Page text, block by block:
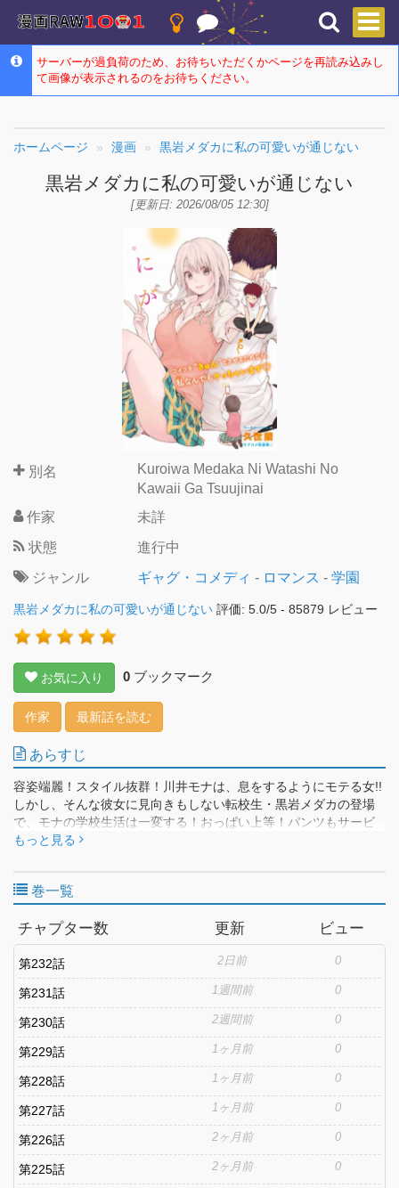
サーバーが過負荷のため、お待ちいただくかページを再読み込みし
て画像が表示されるのをお待ちください。
ホームページ 漫画 黒岩メダカに私の可愛いが通じない
黒岩メダカに私の可愛いが通じない
[更新日: 2026/08/05 12:30]
別名
Kuroiwa Medaka Ni Watashi No
Kawaii Ga Tsuujinai
作家
未詳
状態
進行中
ジャンル
ギャグ・コメディ - ロマンス -学園
黒岩メダカに私の可愛いが通じない 評価: 5.0/5 - 85879 レビュー
お気に入り 0 ブックマーク
作家 最新話を読む
あらすじ
容姿端麗！スタイル抜群！川井モナは、息をするようにモテる女!!
しかし、そんな彼女に見向きもしない転校生・黒岩メダカの登場
で、モナの学校生活は一変する！おっぱい上等！パンツもサービ
ス！メダカをオトそうと大奮闘アイツをきゅんとさせるためな
もっと見る
巻一覧
チャプター数 更新 ビュー
第232話 2日前 0
第231話 1週間前 0
第230話 2週間前 0
第229話 1ヶ月前 0
第228話 1ヶ月前 0
第227話 1ヶ月前 0
第226話 2ヶ月前 0
第225話 2ヶ月前 0